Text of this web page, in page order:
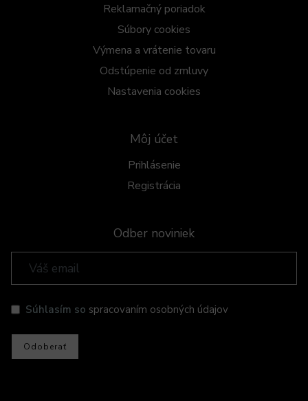
Odber noviniek
Súhlasím so spracovaním osobných údajov
Odoberať
Reklamačný poriadok
Súbory cookies
Výmena a vrátenie tovaru
Odstúpenie od zmluvy
Nastavenia cookies
Môj účet
Prihlásenie
Registrácia